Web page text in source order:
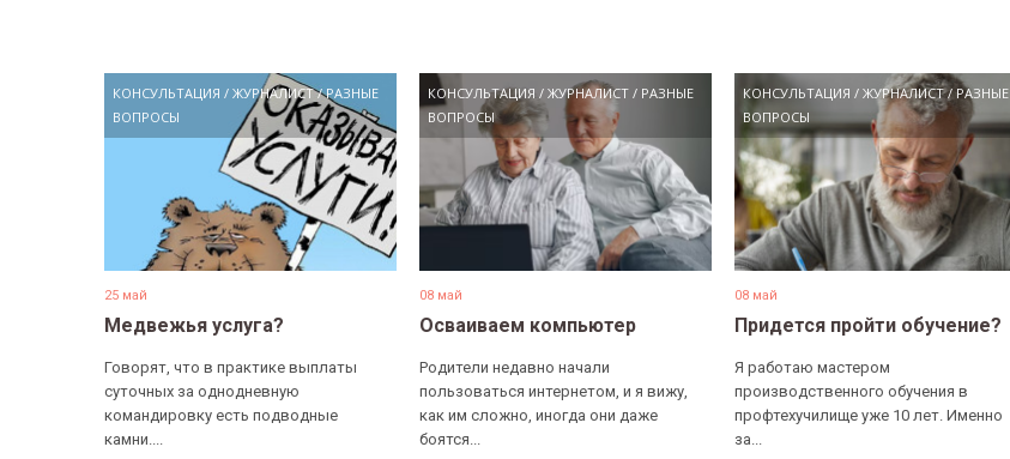
КОНСУЛЬТАЦИЯ / ЖУРНАЛИСТ/РАЗНЫЕ
ВОПРОСЫ
25 май
Медвежья услуга?
Говорят, что в практике выплаты
суточных за однодневную
командировку есть подводные
камни....
КОНСУЛЬТАЦИЯ /ЖУРНАЛИСТ / РАЗНЫЕ
ВОПРОСЫ
08 май
Осваиваем компьютер
Родители недавно начали
пользоваться интернетом, и я вижу,
как им сложно, иногда они даже
боятся...
КОНСУЛЬТАЦИЯ /ЖУРНАЛИСТ/ РАЗНЫЕ
ВОПРОСЫ
08 май
Придется пройти обучение?
Я работаю мастером
производственного обучения в
профтехучилище уже 10 лет. Именно
за...